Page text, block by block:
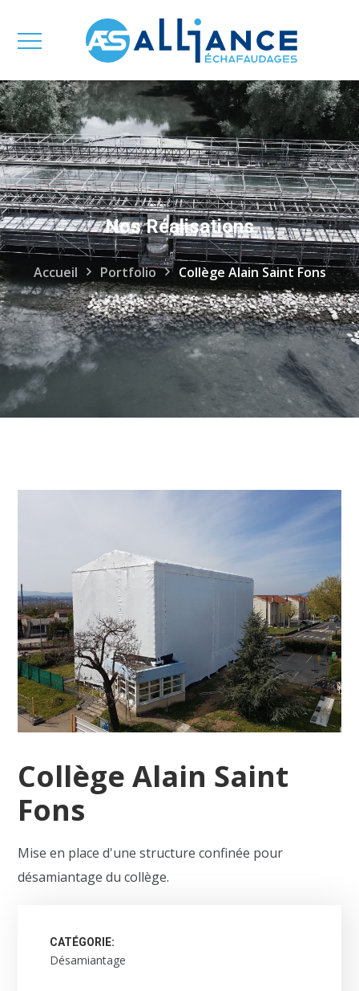
Nos Réalisations
Accueil Portfolio Collège Alain Saint Fons
Collège Alain Saint
Fons
Mise en place d'une structure confinée pour
désamiantage du collège.
CATÉGORIE:
Désamiantage